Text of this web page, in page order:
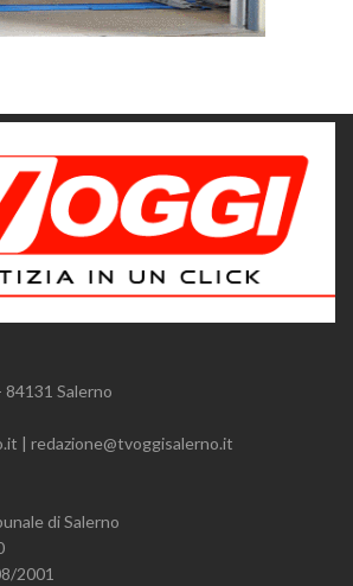
84131 Salerno
| redazione@tvoggisalerno.it
di Salerno
2001